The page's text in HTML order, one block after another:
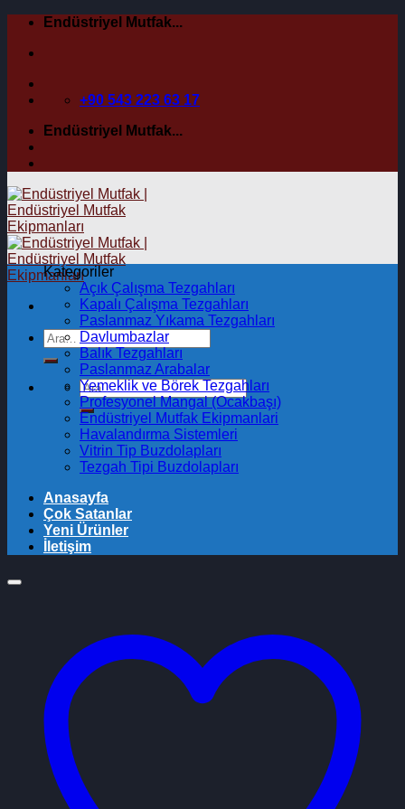
İçeriğeEndüstriyel Mutfak...
+90 543 223 63 17
Endüstriyel Mutfak...
Kategoriler
Açık Çalışma Tezgahları
Kapalı Çalışma Tezgahları
Paslanmaz Yıkama Tezgahları
Davlumbazlar
Balık Tezgahları
Paslanmaz Arabalar
Yemeklik ve Börek Tezgahları
Profesyonel Mangal (Ocakbaşı)
Endüstriyel Mutfak Ekipmanlari
Havalandırma Sistemleri
Vitrin Tip Buzdolapları
Tezgah Tipi Buzdolapları
Anasayfa
Çok Satanlar
Yeni Ürünler
İletişim